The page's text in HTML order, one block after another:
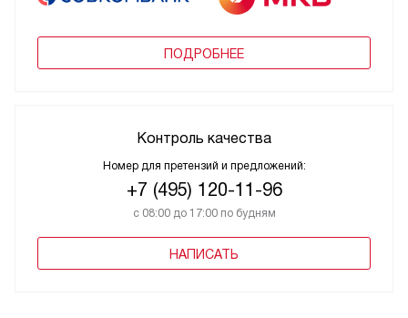
ПОДРОБНЕЕ
Контроль качества
Номер для претензий и предложений:
+7 (495) 120-11-96
с 08:00 до 17:00 по будням
НАПИСАТЬ